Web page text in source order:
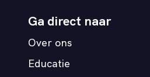
Ga direct naar
Over ons
Educatie